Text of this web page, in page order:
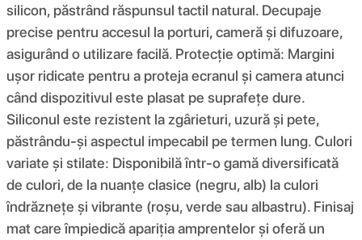
silicon, păstrând răspunsul tactil natural. Decupaje
precise pentru accesul la porturi, cameră și difuzoare,
asigurând o utilizare facilă. Protecție optimă: Margini
ușor ridicate pentru a proteja ecranul și camera atunci
când dispozitivul este plasat pe suprafețe dure.
Siliconul este rezistent la zgârieturi, uzură și pete,
păstrându-și aspectul impecabil pe termen lung. Culori
variate și stilate: Disponibilă într-o gamă diversificată
de culori, de la nuanțe clasice (negru, alb) la culori
îndrăznețe și vibrante (roșu, verde sau albastru). Finisaj
mat care împiedică apariția amprentelor și oferă un